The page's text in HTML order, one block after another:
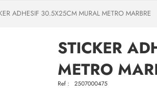
ADHESIF 30.5X25CM MURAL METRO MARBRE
STICKER
METRO
Ref : 2507000475